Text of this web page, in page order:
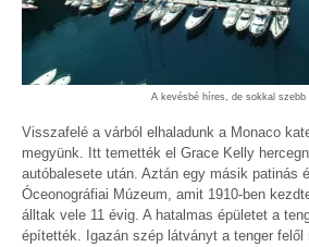
A kevésbé híres, de sokkal szebb
Visszafelé a várból elhaladunk a Monaco
megyünk. Itt temették el Grace Kelly
autóbalesete után. Aztán egy másik patinás
Óceonográfiai Múzeum, amit 1910-ben
álltak vele 11 évig. A hatalmas épületet a
építették. Igazán szép látványt a tenger felől